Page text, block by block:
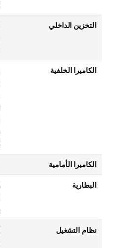
التخزين الداخلي
الكاميرا الخلفية
الكاميرا الأمامية
البطارية
نظام التشغيل